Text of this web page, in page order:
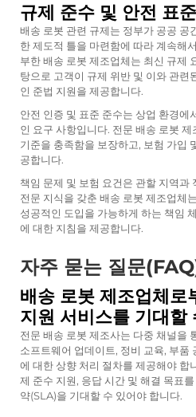
규제 준수 및 안전 표준
배송 로봇 관련 규제는 정부가 공공 공
한 제도적 틀을 마련함에 따라 계속해
부한 배송 로봇 제조업체는 최신 규제
탕으로 고객이 규제 위반 및 이와 관련
인 준법 지원을 제공합니다.
안전 인증 및 표준 준수는 상업 환경에
인 요구 사항입니다. 전문 배송 로봇
기준을 충족함을 보장하고, 보험 가입
공합니다.
책임 문제 및 보험 요건은 관할 지역과
전문 지식을 갖춘 배송 로봇 제조업체
성공적인 도입을 가능하게 하는 책임
에 대한 지침을 제공합니다.
자주 묻는 질문
배송 로봇 제조업체로
지원 서비스를 기대할
전문 배송 로봇 제조사는 다중 채널을
소프트웨어 업데이트, 정비 교육, 부품
에 대한 상향 처리 절차를 제공해야 합
제 준수 지원, 응답 시간 및 해결 목표
약(SLA)을 기대할 수 있어야 합니다.